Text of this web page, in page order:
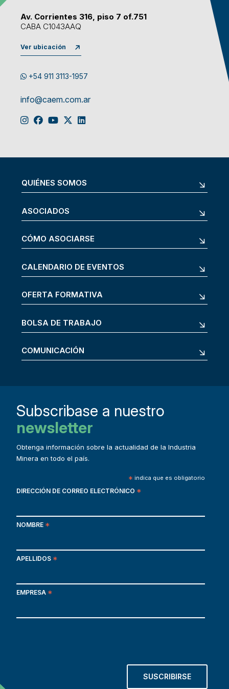
Av. Corrientes 316, piso 7 of.751
CABA C1043AAQ
Ver ubicación
+54 911 3113-1957
info@caem.com.ar
QUIÉNES SOMOS
ASOCIADOS
CÓMO ASOCIARSE
CALENDARIO DE EVENTOS
OFERTA FORMATIVA
BOLSA DE TRABAJO
COMUNICACIÓN
Subscribase a nuestro
newsletter
Obtenga información sobre la actualidad de la Industria
Minera en todo el país.
* indica que es obligatorio
DIRECCIÓN DE CORREO ELECTRÓNICO *
NOMBRE *
APELLIDOS *
EMPRESA *